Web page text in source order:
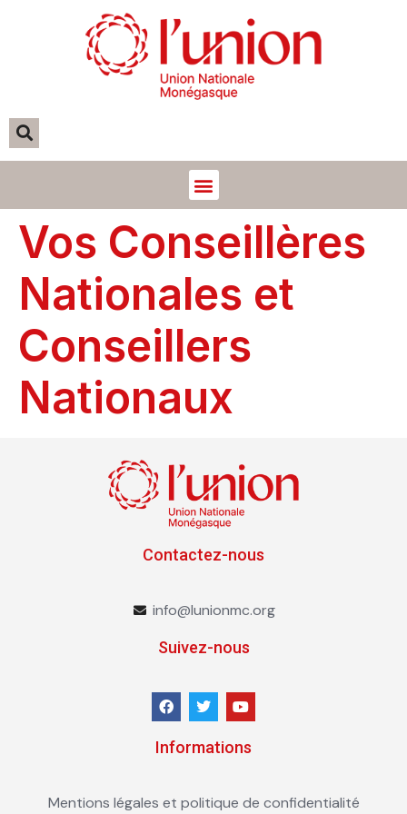
Vos Conseillères
Nationales et
Conseillers
Nationaux
Contactez-nous
info@lunionmc.org
Suivez-nous
Informations
Mentions légales et politique de confidentialité